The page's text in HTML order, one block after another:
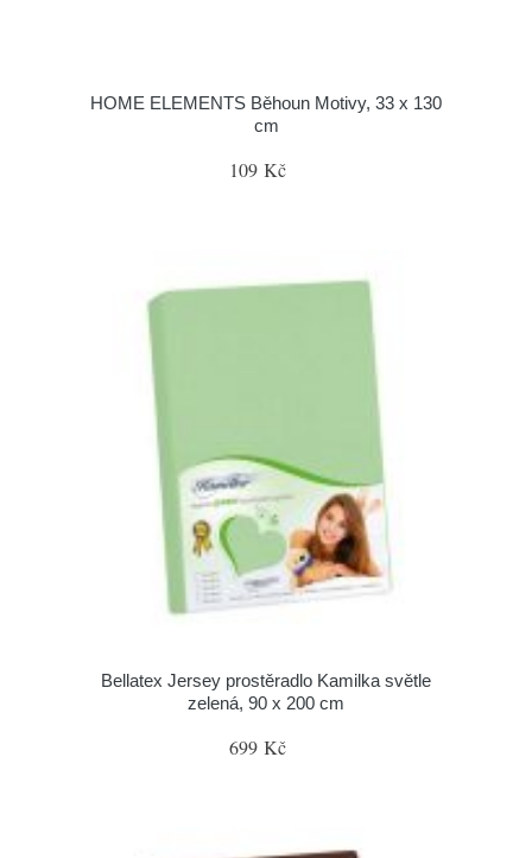
HOME ELEMENTS Běhoun Motivy, 33 x 130
cm
109 Kč
Bellatex Jersey prostěradlo Kamilka světle
zelená, 90 x 200 cm
699 Kč